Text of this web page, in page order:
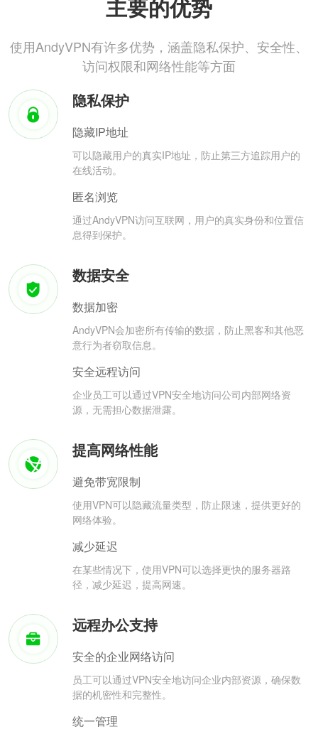
主要的优势
使用AndyVPN有许多优势，涵盖隐私保护、安全性、
访问权限和网络性能等方面
隐私保护
隐藏IP地址
可以隐藏用户的真实IP地址，防止第三方追踪用户的
在线活动。
匿名浏览
通过AndyVPN访问互联网，用户的真实身份和位置信
息得到保护。
数据安全
数据加密
AndyVPN会加密所有传输的数据，防止黑客和其他恶
意行为者窃取信息。
安全远程访问
企业员工可以通过VPN安全地访问公司内部网络资
源，无需担心数据泄露。
提高网络性能
避免带宽限制
使用VPN可以隐藏流量类型，防止限速，提供更好的
网络体验。
减少延迟
在某些情况下，使用VPN可以选择更快的服务器路
径，减少延迟，提高网速。
远程办公支持
安全的企业网络访问
员工可以通过VPN安全地访问企业内部资源，确保数
据的机密性和完整性。
统一管理